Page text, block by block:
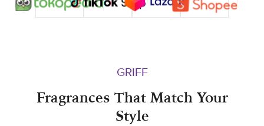
GRIFF
Fragrances That Match Your
Style